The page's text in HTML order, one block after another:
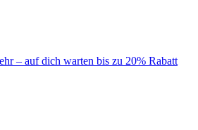
– auf dich warten bis zu 20% Rabatt